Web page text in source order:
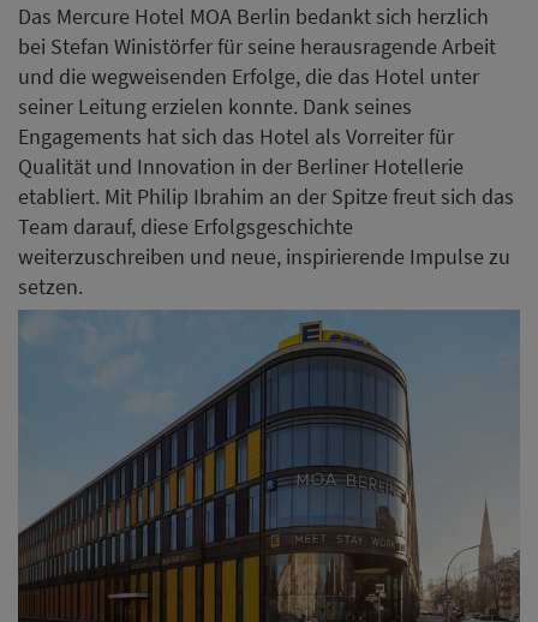
Das Mercure Hotel MOA Berlin bedankt sich herzlich
bei Stefan Winistörfer für seine herausragende Arbeit
und die wegweisenden Erfolge, die das Hotel unter
seiner Leitung erzielen konnte. Dank seines
Engagements hat sich das Hotel als Vorreiter für
Qualität und Innovation in der Berliner Hotellerie
etabliert. Mit Philip Ibrahim an der Spitze freut sich das
Team darauf, diese Erfolgsgeschichte
weiterzuschreiben und neue, inspirierende Impulse zu
setzen.